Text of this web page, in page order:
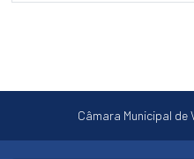
Câmara Municipal de